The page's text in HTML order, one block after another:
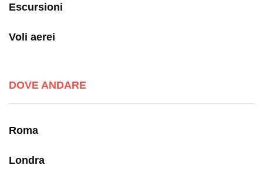
Escursioni
Voli aerei
DOVE ANDARE
Roma
Londra